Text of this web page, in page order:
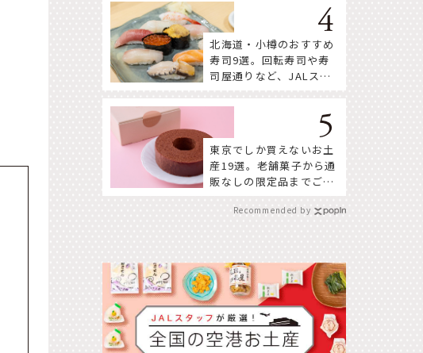
北海道・小樽のおすすめ
寿司9選。回転寿司や寿
司屋通りなど、JALスタ
東京でしか買えないお土
産19選。老舗菓子から通
販なしの限定品までご紹
Recommended by